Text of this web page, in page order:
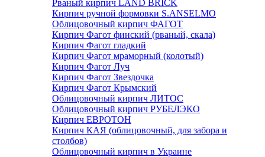
Рваный кирпич LAND BRICK
Кирпич ручной формовки S.ANSELMO
Облицовочный кирпич ФАГОТ
Кирпич Фагот финский (рваный, скала)
Кирпич Фагот гладкий
Кирпич Фагот мраморный (колотый)
Кирпич Фагот Луч
Кирпич Фагот Звездочка
Кирпич Фагот Крымский
Облицовочный кирпич ЛИТОС
Облицовочный кирпич РУБЕЛЭКО
Кирпич ЕВРОТОН
Кирпич КАЯ (облицовочный, для забора и
столбов)
Облицовочный кирпич в Украине